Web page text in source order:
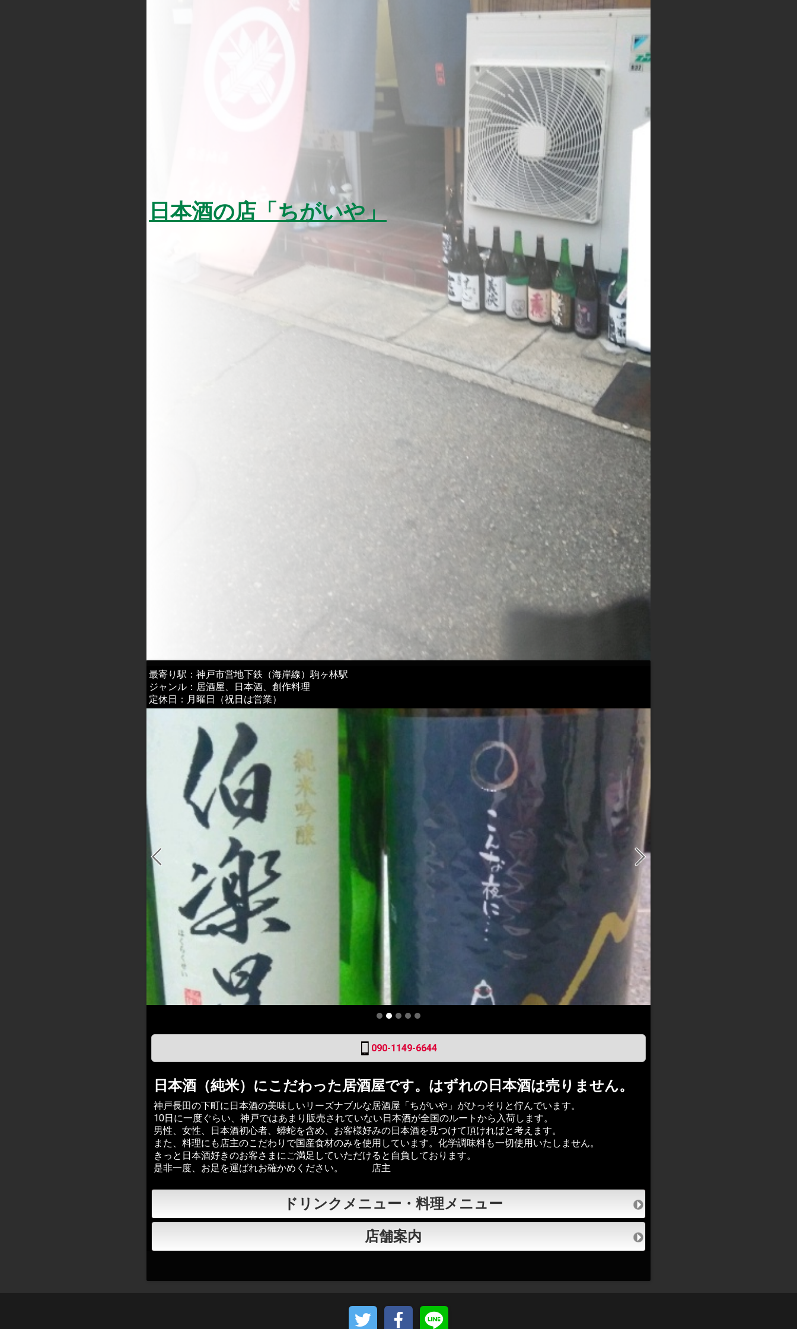
日本酒の店「ちがいや」
最寄り駅：神戸市営地下鉄（海岸線）駒ヶ林駅
ジャンル：居酒屋、日本酒、創作料理
定休日：月曜日（祝日は営業）
090-1149-6644
日本酒（純米）にこだわった居酒屋です。はずれの日本酒は売りません。
神戸長田の下町に日本酒の美味しいリーズナブルな居酒屋「ちがいや」がひっそりと佇んでいます。
10日に一度ぐらい、神戸ではあまり販売されていない日本酒が全国のルートから入荷します。
男性、女性、日本酒初心者、蟒蛇を含め、お客様好みの日本酒を見つけて頂ければと考えます。
また、料理にも店主のこだわりで国産食材のみを使用しています。化学調味料も一切使用いたしません。
きっと日本酒好きのお客さまにご満足していただけると自負しております。
是非一度、お足を運ばれお確かめください。 店主
ドリンクメニュー・料理メニュー
店舗案内